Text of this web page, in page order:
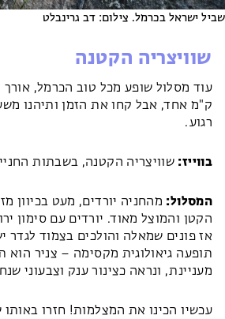
שביל ישראל בכרמל. צילום: דב גרינבלט
שוויצריה הקטנה
עוד מסלול שופע מכל טוב הכרמל,
ק"מ אחד, אבל קחו את הזמן ותיהנו
רגוע.
בווייז: שוויצריה הקטנה, בשבתות
המסלול: מהחניה יורדים, מעט בכיוון
הקטן והמוצל מאוד. יורדים עם סימון
תופעה גיאולוגית מקסימה – צניר הוא
מעניינת, ונראה כצינור ענק וצבעוני
עכשיו הכינו את המצלמות! חזרו באותו